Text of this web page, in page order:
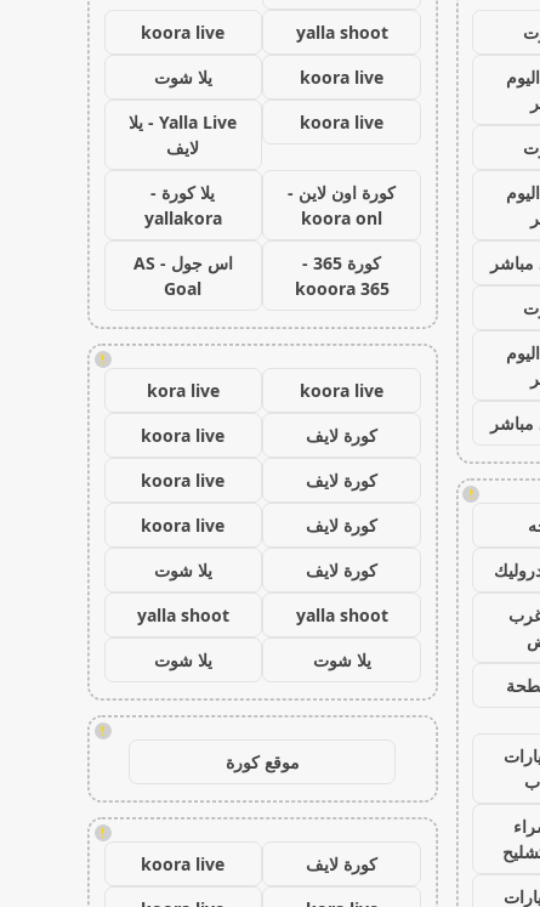
مباشر
مباشر
!
yalla shoot
koora live
koora live
يلا شوت
koora live
Yalla Live - يلا
لايف
كورة اون لاين -
koora onl
يلا كورة -
yallakora
كورة 365 -
kooora 365
اس جول - AS
Goal
!
koora live
kora live
كورة لايف
koora live
كورة لايف
koora live
كورة لايف
koora live
كورة لايف
يلا شوت
yalla shoot
yalla shoot
يلا شوت
يلا شوت
!
موقع كورة
!
كورة لايف
koora live